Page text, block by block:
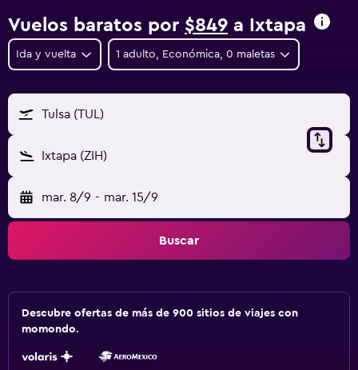
Vuelos baratos por $849 a Ixtapa
Ida y vuelta 1 adulto, Económica, 0 maletas
Tulsa (TUL)
Ixtapa (ZIH)
mar. 8/9 - mar. 15/9
Buscar
Descubre ofertas de más de 900 sitios de viajes con
momondo.